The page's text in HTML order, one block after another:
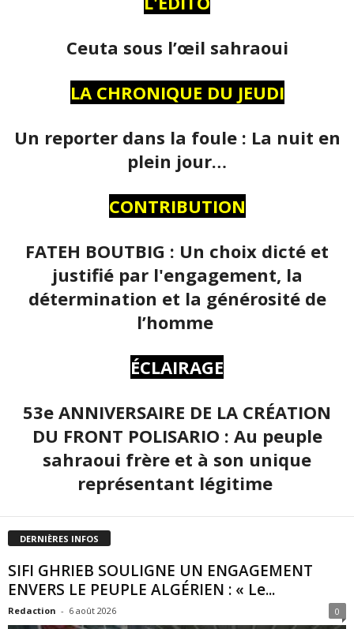
Ceuta sous l’œil sahraoui
LA CHRONIQUE DU JEUDI
Un reporter dans la foule : La nuit en
plein jour…
CONTRIBUTION
FATEH BOUTBIG : Un choix dicté et
justifié par l'engagement, la
détermination et la générosité de
l’homme
ÉCLAIRAGE
53e ANNIVERSAIRE DE LA CRÉATION
DU FRONT POLISARIO : Au peuple
sahraoui frère et à son unique
représentant légitime
DERNIÈRES INFOS
SIFI GHRIEB SOULIGNE UN ENGAGEMENT
ENVERS LE PEUPLE ALGÉRIEN : « Le...
Redaction - 6 août 2026 0